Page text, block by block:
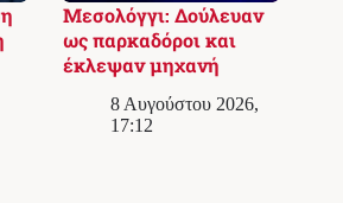
Μεσολόγγι: Δούλευαν
ως παρκαδόροι και
έκλεψαν μηχανή
8 Αυγούστου 2026,
17:12